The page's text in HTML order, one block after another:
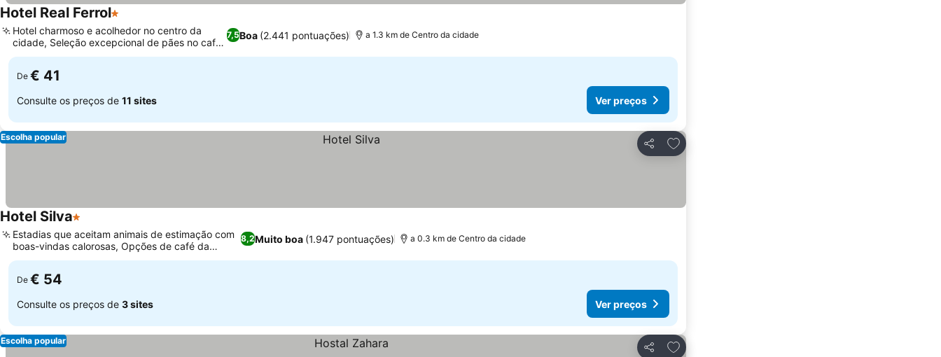
Hotel Real Ferrol1 Estrelas
7,5Boa (2.441 pontuações)
Hotel charmoso e acolhedor no centro da
cidade, Seleção excepcional de pães no café
da manhã
a 1.3 km de Centro da cidade
De € 41
Consulte os preços de 11 sites Ver preços
Partilhar
Adicionar aos favoritos
Escolha popular
Hotel Silva1 Estrelas
8,2Muito boa (1.947 pontuações)
Estadias que aceitam animais de estimação com
boas-vindas calorosas, Opções de café da
manhã deliciosas e variadas
a 0.3 km de Centro da cidade
De € 54
Consulte os preços de 3 sites Ver preços
Partilhar
Adicionar aos favoritos
Escolha popular